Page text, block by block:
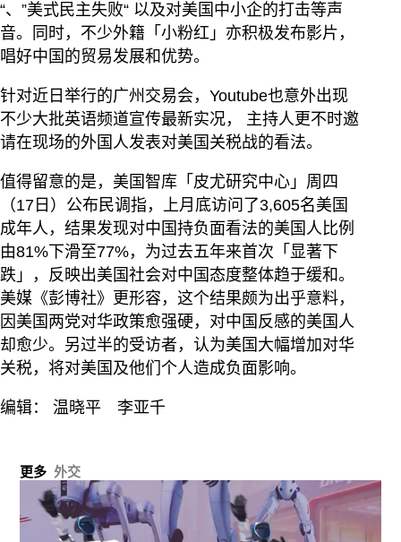
“、”美式民主失败“ 以及对美国中小企的打击等声
音。同时，不少外籍「小粉红」亦积极发布影片，
唱好中国的贸易发展和优势。
针对近日举行的广州交易会，Youtube也意外出现
不少大批英语频道宣传最新实况， 主持人更不时邀
请在现场的外国人发表对美国关税战的看法。
值得留意的是，美国智库「皮尤研究中心」周四
（17日）公布民调指，上月底访问了3,605名美国
成年人，结果发现对中国持负面看法的美国人比例
由81%下滑至77%，为过去五年来首次「显著下
跌」，反映出美国社会对中国态度整体趋于缓和。
美媒《彭博社》更形容，这个结果颇为出乎意料，
因美国两党对华政策愈强硬，对中国反感的美国人
却愈少。另过半的受访者，认为美国大幅增加对华
关税，将对美国及他们个人造成负面影响。
编辑： 温晓平 李亚千
更多 外交